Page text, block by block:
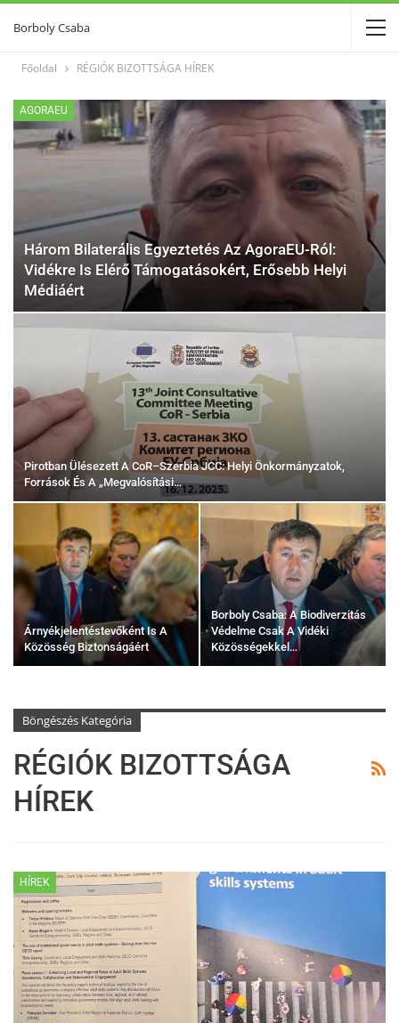
Borboly Csaba
Főoldal RÉGIÓK BIZOTTSÁGA HÍREK
AGORAEU
Három Bilaterális Egyeztetés Az AgoraEU-Ról:
Vidékre Is Elérő Támogatásokért, Erősebb Helyi
Médiáért
Pirotban Ülésezett A CoR–Szerbia JCC: Helyi Önkormányzatok,
Források És A „megvalósítási…
Árnyékjelentéstevőként Is A
Közösség Biztonságáért
Borboly Csaba: A Biodiverzitás
Védelme Csak A Vidéki
Közösségekkel…
Böngészés Kategória
RÉGIÓK BIZOTTSÁGA
HÍREK
HÍREK